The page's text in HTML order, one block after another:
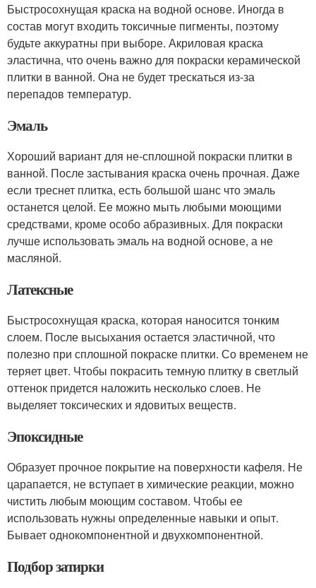
Быстросохнущая краска на водной основе. Иногда в
состав могут входить токсичные пигменты, поэтому
будьте аккуратны при выборе. Акриловая краска
эластична, что очень важно для покраски керамической
плитки в ванной. Она не будет трескаться из-за
перепадов температур.
Эмаль
Хороший вариант для не-сплошной покраски плитки в
ванной. После застывания краска очень прочная. Даже
если треснет плитка, есть большой шанс что эмаль
останется целой. Ее можно мыть любыми моющими
средствами, кроме особо абразивных. Для покраски
лучше использовать эмаль на водной основе, а не
масляной.
Латексные
Быстросохнущая краска, которая наносится тонким
слоем. После высыхания остается эластичной, что
полезно при сплошной покраске плитки. Со временем не
теряет цвет. Чтобы покрасить темную плитку в светлый
оттенок придется наложить несколько слоев. Не
выделяет токсических и ядовитых веществ.
Эпоксидные
Образует прочное покрытие на поверхности кафеля. Не
царапается, не вступает в химические реакции, можно
чистить любым моющим составом. Чтобы ее
использовать нужны определенные навыки и опыт.
Бывает однокомпонентной и двухкомпонентной.
Подбор затирки